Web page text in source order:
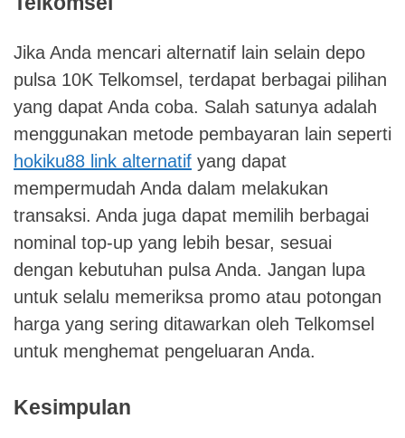
Jika Anda mencari alternatif lain selain depo
pulsa 10K Telkomsel, terdapat berbagai pilihan
yang dapat Anda coba. Salah satunya adalah
menggunakan metode pembayaran lain seperti
hokiku88 link alternatif yang dapat
mempermudah Anda dalam melakukan
transaksi. Anda juga dapat memilih berbagai
nominal top-up yang lebih besar, sesuai
dengan kebutuhan pulsa Anda. Jangan lupa
untuk selalu memeriksa promo atau potongan
harga yang sering ditawarkan oleh Telkomsel
untuk menghemat pengeluaran Anda.
Kesimpulan